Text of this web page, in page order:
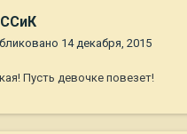
14 декабря, 2015
Пусть девочке повезет!